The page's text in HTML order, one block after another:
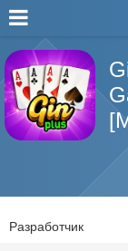
Разработчик